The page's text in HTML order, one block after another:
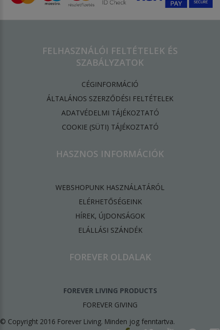
FELHASZNÁLÓI FELTÉTELEK ÉS
SZABÁLYZATOK
CÉGINFORMÁCIÓ
ÁLTALÁNOS SZERZŐDÉSI FELTÉTELEK
ADATVÉDELMI TÁJÉKOZTATÓ
​COOKIE (SÜTI) TÁJÉKOZTATÓ
HASZNOS INFORMÁCIÓK
WEBSHOPUNK HASZNÁLATÁRÓL
ELÉRHETŐSÉGEINK
HÍREK, ÚJDONSÁGOK
ELÁLLÁSI SZÁNDÉK
FOREVER OLDALAK
FOREVER LIVING PRODUCTS
FOREVER GIVING
© Copyright 2016 Forever Living. Minden jog fenntartva.